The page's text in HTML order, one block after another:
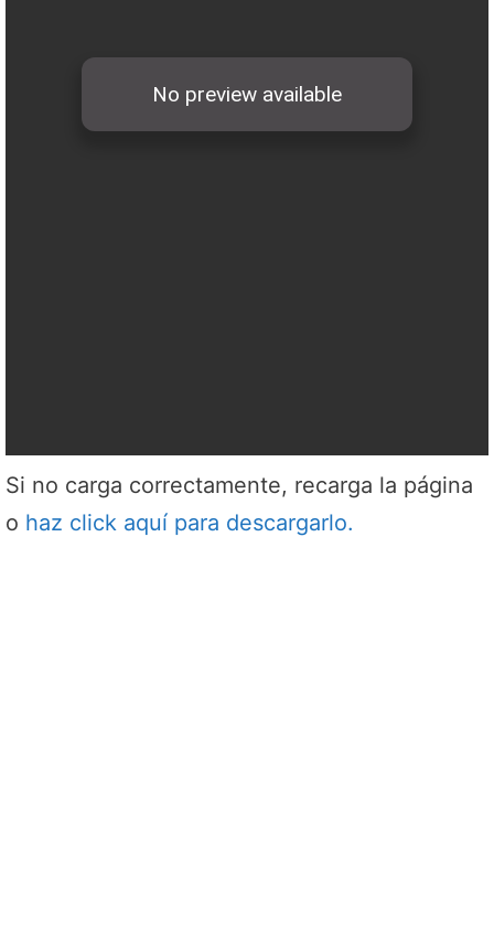
Si no carga correctamente, recarga la página
o haz click aquí para descargarlo.